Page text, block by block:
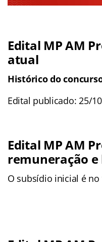
Edital MP AM
atual
Histórico do
Edital publicado: 25/
Edital MP AM
remuneração e
O subsídio inicial é no